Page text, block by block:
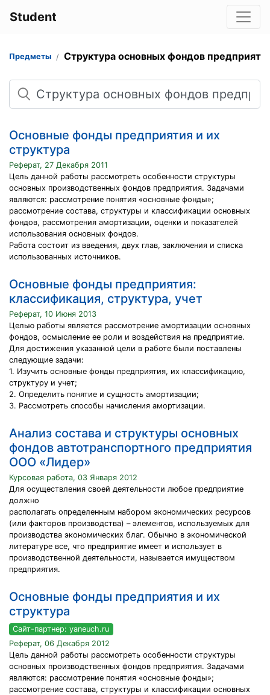
Student
Предметы Структура основных фондов
Поиск
Основные фонды предприятия и их
структура
Реферат, 27 Декабря 2011
Цель данной работы рассмотреть особенности структуры
основных производственных фондов предприятия. Задачами
являются: рассмотрение понятия «основные фонды»;
рассмотрение состава, структуры и классификации основных
фондов, рассмотрения амортизации, оценки и показателей
использования основных фондов.
Работа состоит из введения, двух глав, заключения и списка
использованных источников.
Основные фонды предприятия:
классификация, структура, учет
Реферат, 10 Июня 2013
Целью работы является рассмотрение амортизации основных
фондов, осмысление ее роли и воздействия на предприятие.
Для достижения указанной цели в работе были поставлены
следующие задачи:
1. Изучить основные фонды предприятия, их классификацию,
структуру и учет;
2. Определить понятие и сущность амортизации;
3. Рассмотреть способы начисления амортизации.
Анализ состава и структуры основных
фондов автотранспортного предприятия
ООО «Лидер»
Курсовая работа, 03 Января 2012
Для осуществления своей деятельности любое предприятие
должно
располагать определенным набором экономических ресурсов
(или факторов производства) – элементов, используемых для
производства экономических благ. Обычно в экономической
литературе все, что предприятие имеет и использует в
производственной деятельности, называется имуществом
предприятия.
Основные фонды предприятия и их
структура
Сайт-партнер: yaneuch.ru
Реферат, 06 Декабря 2012
Цель данной работы рассмотреть особенности структуры
основных производственных фондов предприятия. Задачами
являются: рассмотрение понятия «основные фонды»;
рассмотрение состава, структуры и классификации основных